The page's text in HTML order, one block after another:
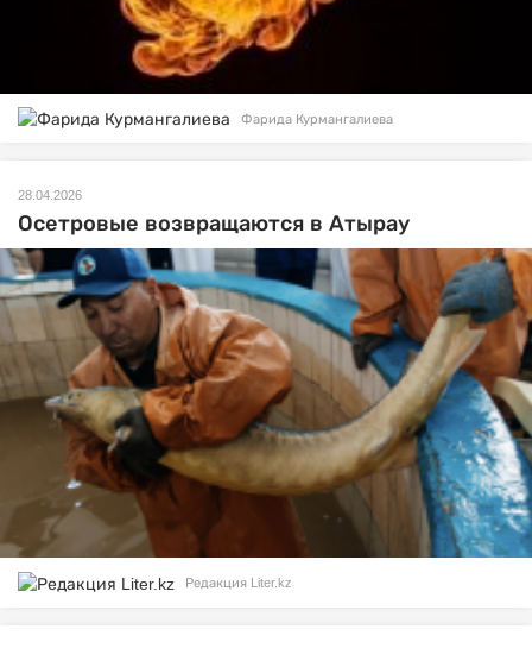
Фарида Курмангалиева
28.04.2026
Осетровые возвращаются в Атырау
Редакция Liter.kz